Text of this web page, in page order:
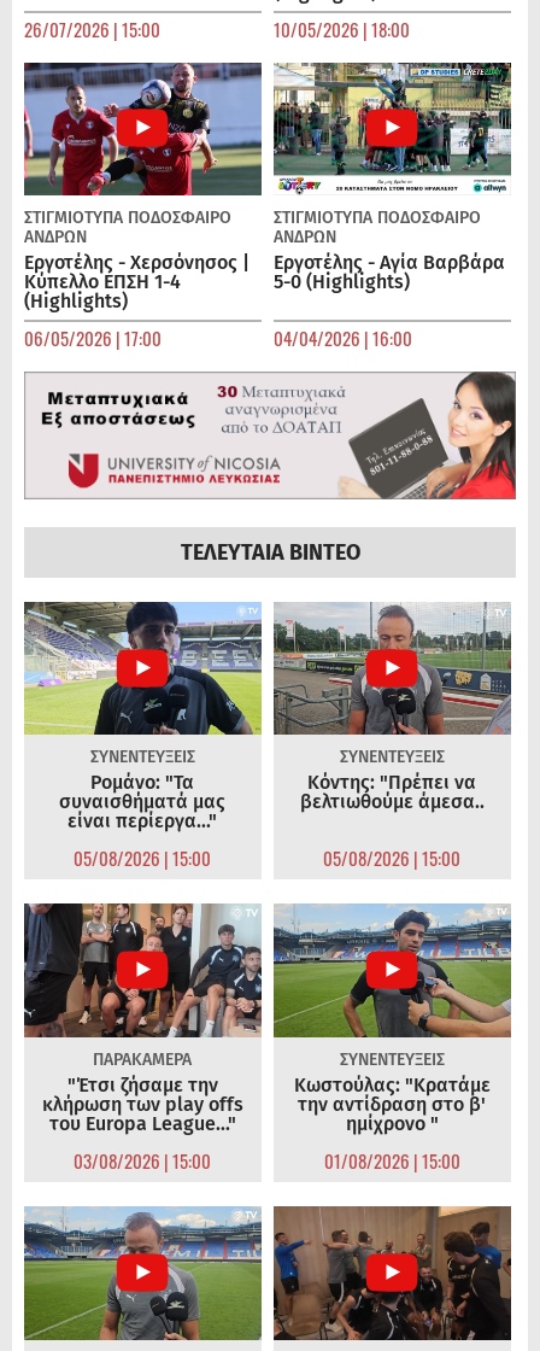
26/07/2026 | 15:00 10/05/2026 | 18:00
ΣΤΙΓΜΙΟΤΥΠΑ ΠΟΔΌΣΦΑΙΡΟ
ΑΝΔΡΏΝ
Εργοτέλης - Χερσόνησος |
Κύπελλο ΕΠΣΗ 1-4
(Highlights)
06/05/2026 | 17:00
ΣΤΙΓΜΙΟΤΥΠΑ ΠΟΔΌΣΦΑΙΡΟ
ΑΝΔΡΏΝ
Εργοτέλης - Αγία Βαρβάρα
5-0 (Highlights)
04/04/2026 | 16:00
ΤΕΛΕΥΤΑΙΑ ΒΙΝΤΕΟ
ΣΥΝΕΝΤΕΥΞΕΙΣ
Ρομάνο: "Τα
συναισθήματά μας
είναι περίεργα..."
05/08/2026 | 15:00
ΣΥΝΕΝΤΕΥΞΕΙΣ
Κόντης: "Πρέπει να
βελτιωθούμε άμεσα..
05/08/2026 | 15:00
ΠΑΡΑΚΑΜΕΡΑ
"Έτσι ζήσαμε την
κλήρωση των play offs
του Europa League..."
03/08/2026 | 15:00
ΣΥΝΕΝΤΕΥΞΕΙΣ
Κωστούλας: "Κρατάμε
την αντίδραση στο β'
ημίχρονο "
01/08/2026 | 15:00